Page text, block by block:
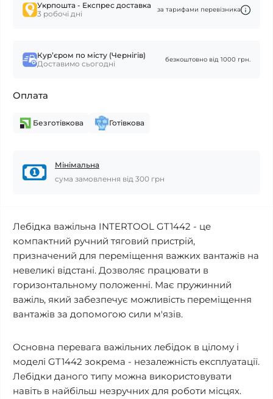
Укрпошта - Експрес доставка
3 робочі дні
за тарифами перевізника
Курʼєром по місту (Чернігів)
Доставимо сьогодні
безкоштовно від 1000 грн.
Оплата
Безготівкова Готівкова
Мінімальна
сума замовлення від 300 грн
Лебідка важільна INTERTOOL GT1442 - це
компактний ручний тяговий пристрій,
призначений для переміщення важких вантажів на
невеликі відстані. Дозволяє працювати в
горизонтальному положенні. Має пружинний
важіль, який забезпечує можливість переміщення
вантажів за допомогою сили м'язів.
Основна перевага важільних лебідок в цілому і
моделі GT1442 зокрема - незалежність експлуатації.
Лебідки даного типу можна використовувати
навіть в найбільш незручних для роботи місцях.